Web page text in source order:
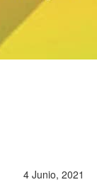
4 Junio, 2021